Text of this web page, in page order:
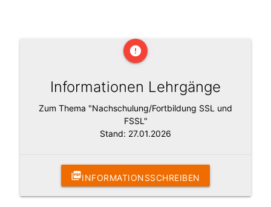
error
Informationen Lehrgänge
Zum Thema "Nachschulung/Fortbildung SSL und
FSSL"
Stand: 27.01.2026
picture_as_pdfINFORMATIONSSCHREIBEN